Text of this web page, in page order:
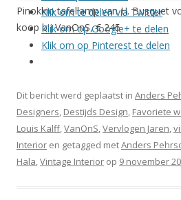
Pinokkio tafellamp van H. Busquet
koop bij VanOnS, € 245
Klik om te delen via Twitter
Klik om op Google+ te delen
Klik om op Pinterest te delen
Dit bericht werd geplaatst in Anders
Designers, Destijds Design, Favoriete
Louis Kalff,VanOnS,Vervlogen Jaren,
Interior en getagged metAnders
Hala,Vintage Interior op 9 november